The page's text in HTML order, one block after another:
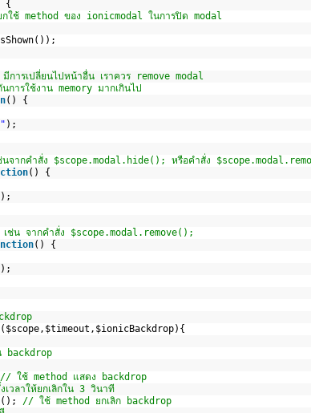
{
ใช้ method ของ ionicmodal ในการปิด modal
รเปลี่ยนไปหน้าอื่น เราควร remove modal
ารใช้งาน memory มากเกินไป
() {
);
จากคำสั่ง $scope.modal.hide(); หรือคำสั่ง
() {
);
ช่น จากคำสั่ง $scope.modal.remove();
() {
);
($scope,$timeout,$ionicBackdrop){
backdrop
// ใช้ method แสดง backdrop
วลาให้ยกเลิกใน 3 วินาที
// ใช้ method ยกเลิก backdrop